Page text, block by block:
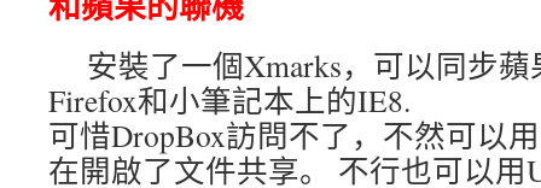
安裝了一個Xmarks，可以同步蘋
Firefox和小筆記本上的IE8.
可惜DropBox訪問不了，不然可以
在開啟了文件共享。 不行也可以用